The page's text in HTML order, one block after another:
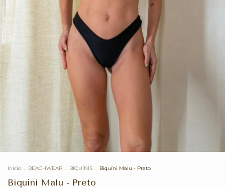
Início . BEACHWEAR . BIQUÍNIS . Biquíni Malu - Preto
Biquíni Malu - Preto